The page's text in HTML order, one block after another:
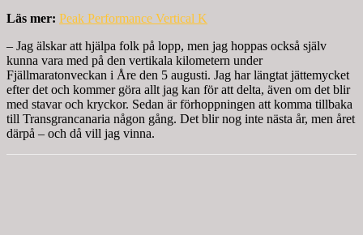
Läs mer: Peak Performance Vertical K
– Jag älskar att hjälpa folk på lopp, men jag hoppas också själv
kunna vara med på den vertikala kilometern under
Fjällmaratonveckan i Åre den 5 augusti. Jag har längtat jättemycket
efter det och kommer göra allt jag kan för att delta, även om det blir
med stavar och kryckor. Sedan är förhoppningen att komma tillbaka
till Transgrancanaria någon gång. Det blir nog inte nästa år, men året
därpå – och då vill jag vinna.